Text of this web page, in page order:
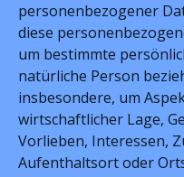
personenbezogener
diese
um bestimmte
natürliche Person
insbesondere, um
wirtschaftlicher Lage,
Vorlieben, Interessen,
Aufenthaltsort oder